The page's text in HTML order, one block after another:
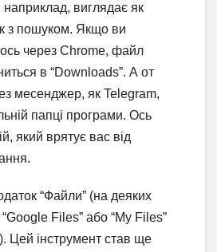
виглядає як
з пошуком. Якщо ви
через Chrome, файл
в “Downloads”. А от
месенджер, як Telegram,
папці програми. Ось
який врятує вас від
“Файли” (на деяких
Files” або “My Files”
Цей інструмент став ще